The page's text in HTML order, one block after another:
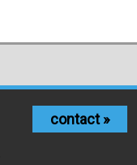
contact »